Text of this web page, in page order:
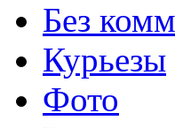
Без
Курьезы
Фото